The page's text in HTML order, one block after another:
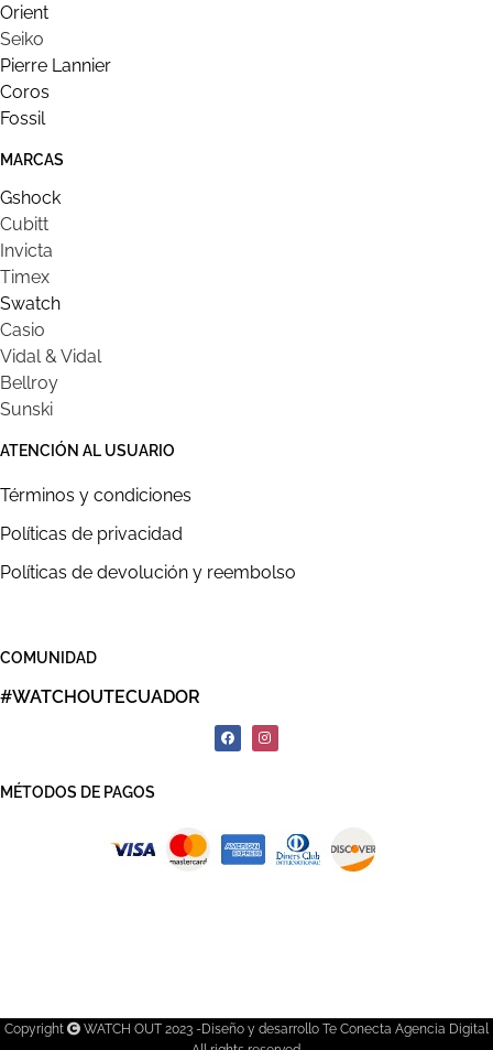
Orient
Seiko
Pierre Lannier
Coros
Fossil
MARCAS
Gshock
Cubitt
Invicta
Timex
Swatch
Casio
Vidal & Vidal
Bellroy
Sunski
ATENCIÓN AL USUARIO
Términos y condiciones
Políticas de privacidad
Políticas de devolución y reembolso
COMUNIDAD
#WATCHOUTECUADOR
MÉTODOS DE PAGOS
Copyright
WATCH OUT 2023 -Diseño y desarrollo Te Conecta Agencia Digital